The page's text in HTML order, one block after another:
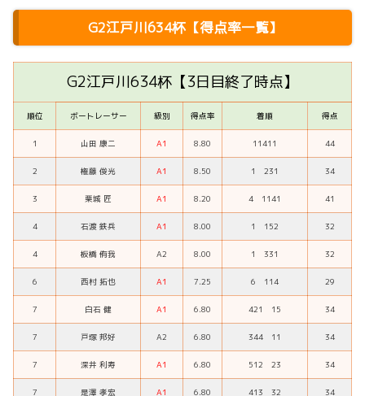
G2江戸川634杯【得点率一覧】
G2江戸川634杯【3日目終了時点】
順位 ボートレーサー 級別 得点率 着順 得点
1 山田 康二 A1 8.80 11411 44
2 権藤 俊光 A1 8.50 1 231 34
3 栗城 匠 A1 8.20 4 1141 41
4 石渡 鉄兵 A1 8.00 1 152 32
4 板橋 侑我 A2 8.00 1 331 32
6 西村 拓也 A1 7.25 6 114 29
7 白石 健 A1 6.80 421 15 34
7 戸塚 邦好 A2 6.80 344 11 34
7 深井 利寿 A1 6.80 512 23 34
7 是澤 孝宏 A1 6.80 413 32 34